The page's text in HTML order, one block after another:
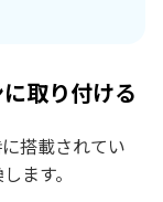
取り付ける
搭載されてい
ます。